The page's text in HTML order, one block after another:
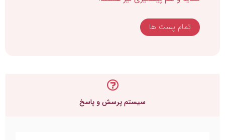
تمام پست ها
سیستم پرسش و پاسخ